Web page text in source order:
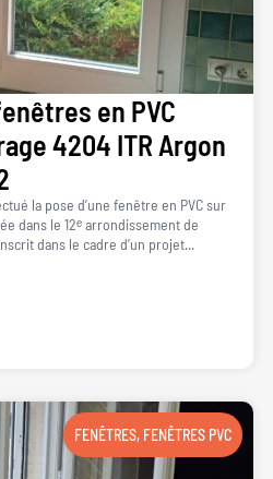
en PVC
4204 ITR Argon
la pose d’une fenêtre en PVC sur
dans le 12ᵉ arrondissement de
dans le cadre d’un projet...
FENÊTRES, FENÊTRES PVC